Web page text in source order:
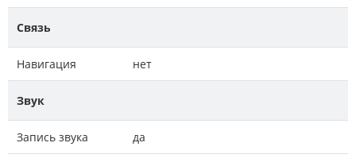
Связь
Навигация нет
Звук
Запись звука да